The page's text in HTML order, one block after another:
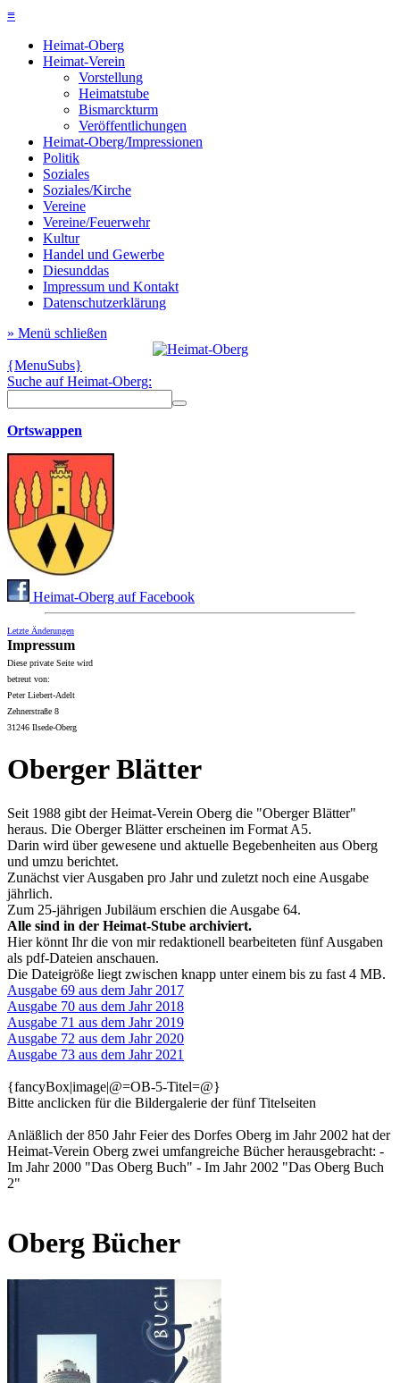
≡
Heimat-Oberg
Heimat-Verein
Vorstellung
Heimatstube
Bismarckturm
Veröffentlichungen
Heimat-Oberg/Impressionen
Politik
Soziales
Soziales/Kirche
Vereine
Vereine/Feuerwehr
Kultur
Handel und Gewerbe
Diesunddas
Impressum und Kontakt
Datenschutzerklärung
» Menü schließen
{MenuSubs}
Suche auf Heimat-Oberg:
Ortswappen
Heimat-Oberg auf Facebook
Letzte Änderungen
Impressum
Diese private Seite wird
betreut von:
Peter Liebert-Adelt
Zehnerstraße 8
31246 Ilsede-Oberg
Oberger Blätter
Seit 1988 gibt der Heimat-Verein Oberg die "Oberger Blätter"
heraus. Die Oberger Blätter erscheinen im Format A5.
Darin wird über gewesene und aktuelle Begebenheiten aus Oberg
und umzu berichtet.
Zunächst vier Ausgaben pro Jahr und zuletzt noch eine Ausgabe
jährlich.
Zum 25-jährigen Jubiläum erschien die Ausgabe 64.
Alle sind in der Heimat-Stube archiviert.
Hier könnt Ihr die von mir redaktionell bearbeiteten fünf Ausgaben
als pdf-Dateien anschauen.
Die Dateigröße liegt zwischen knapp unter einem bis zu fast 4 MB.
Ausgabe 69 aus dem Jahr 2017
Ausgabe 70 aus dem Jahr 2018
Ausgabe 71 aus dem Jahr 2019
Ausgabe 72 aus dem Jahr 2020
Ausgabe 73 aus dem Jahr 2021
{fancyBox|image|@=OB-5-Titel=@}
Bitte anclicken für die Bildergalerie der fünf Titelseiten
Anläßlich der 850 Jahr Feier des Dorfes Oberg im Jahr 2002 hat der
Heimat-Verein Oberg zwei umfangreiche Bücher herausgebracht: -
Im Jahr 2000 "Das Oberg Buch" - Im Jahr 2002 "Das Oberg Buch
2"
Oberg Bücher